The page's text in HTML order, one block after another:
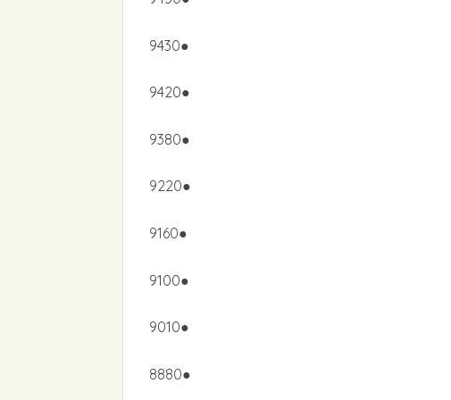
9430●
9420●
9380●
9220●
9160●
9100●
9010●
8880●